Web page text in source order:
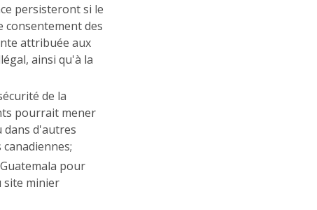
persisteront si le
consentement des
attribuée aux
ainsi qu'à la
de la
pourrait mener
dans d'autres
pour
site minier